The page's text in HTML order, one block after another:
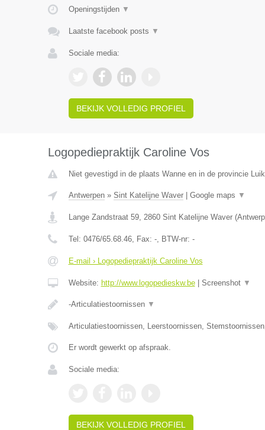
Openingstijden ▼
Laatste facebook posts ▼
Sociale media:
BEKIJK VOLLEDIG PROFIEL
Logopediepraktijk Caroline Vos
Niet gevestigd in de plaats Wanne en in de provincie
Antwerpen» Sint Katelijne Waver| Google maps ▼
Lange Zandstraat 59, 2860 Sint Katelijne Waver(
Tel: 0476/65.68.46, Fax: -, BTW-nr: -
E-mail › Logopediepraktijk Caroline Vos
Website: http://www.logopedieskw.be| Screenshot ▼
-Articulatiestoornissen ▼
Articulatiestoornissen, Leerstoornissen,
Er wordt gewerkt op afspraak.
Sociale media:
BEKIJK VOLLEDIG PROFIEL